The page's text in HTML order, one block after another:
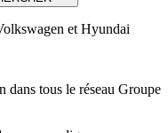
et Hyundai
dans tous le réseau Groupe